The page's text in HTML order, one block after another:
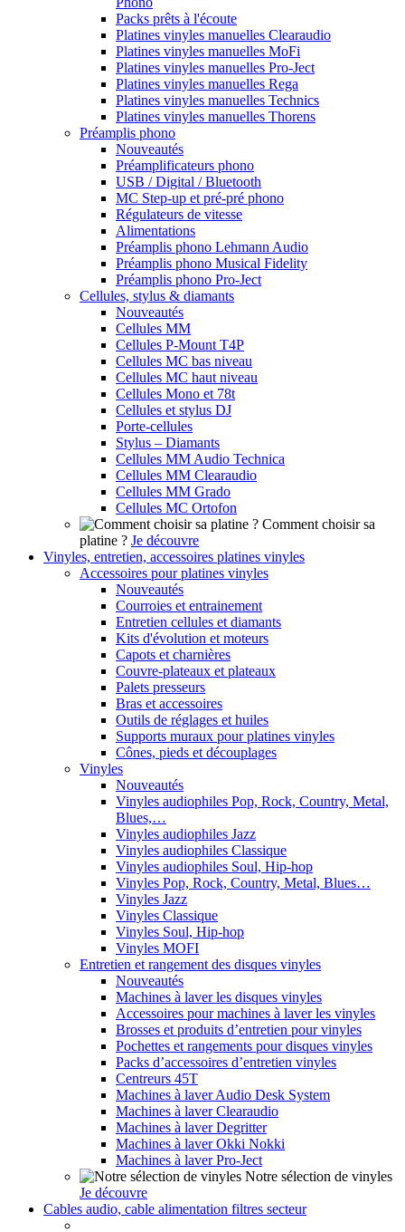
Packs prêts à l'écoute
Platines vinyles manuelles Clearaudio
Platines vinyles manuelles MoFi
Platines vinyles manuelles Pro-Ject
Platines vinyles manuelles Rega
Platines vinyles manuelles Technics
Platines vinyles manuelles Thorens
Préamplis phono
Nouveautés
Préamplificateurs phono
USB / Digital / Bluetooth
MC Step-up et pré-pré phono
Régulateurs de vitesse
Alimentations
Préamplis phono Lehmann Audio
Préamplis phono Musical Fidelity
Préamplis phono Pro-Ject
Cellules, stylus & diamants
Nouveautés
Cellules MM
Cellules P-Mount T4P
Cellules MC bas niveau
Cellules MC haut niveau
Cellules Mono et 78t
Cellules et stylus DJ
Porte-cellules
Stylus – Diamants
Cellules MM Audio Technica
Cellules MM Clearaudio
Cellules MM Grado
Cellules MC Ortofon
Comment choisir sa
platine ? Je découvre
Vinyles, entretien, accessoires platines vinyles
Accessoires pour platines vinyles
Nouveautés
Courroies et entrainement
Entretien cellules et diamants
Kits d'évolution et moteurs
Capots et charnières
Couvre-plateaux et plateaux
Palets presseurs
Bras et accessoires
Outils de réglages et huiles
Supports muraux pour platines vinyles
Cônes, pieds et découplages
Vinyles
Nouveautés
Vinyles audiophiles Pop, Rock, Country, Metal,
Blues,…
Vinyles audiophiles Jazz
Vinyles audiophiles Classique
Vinyles audiophiles Soul, Hip-hop
Vinyles Pop, Rock, Country, Metal, Blues…
Vinyles Jazz
Vinyles Classique
Vinyles Soul, Hip-hop
Vinyles MOFI
Entretien et rangement des disques vinyles
Nouveautés
Machines à laver les disques vinyles
Accessoires pour machines à laver les vinyles
Brosses et produits d’entretien pour vinyles
Pochettes et rangements pour disques vinyles
Packs d’accessoires d’entretien vinyles
Centreurs 45T
Machines à laver Audio Desk System
Machines à laver Clearaudio
Machines à laver Degritter
Machines à laver Okki Nokki
Machines à laver Pro-Ject
Notre sélection de vinyles
Je découvre
Cables audio, cable alimentation filtres secteur